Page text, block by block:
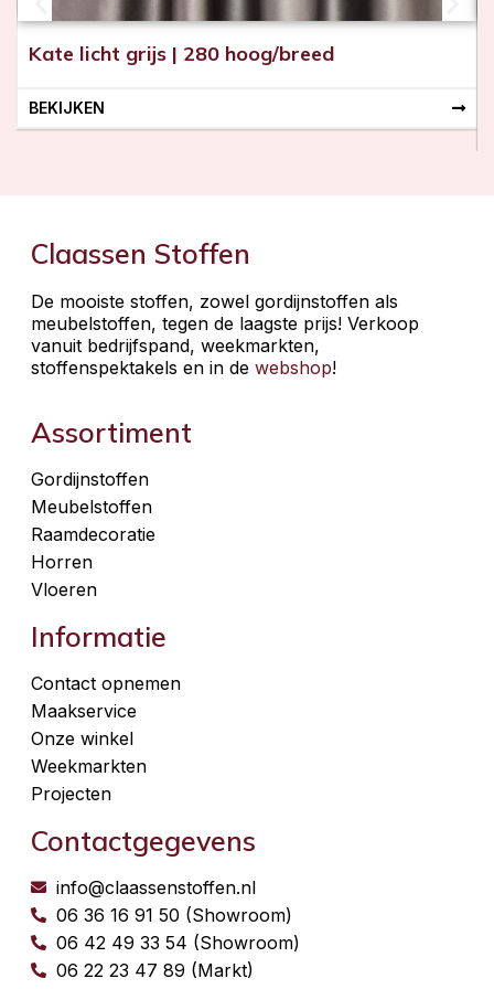
Kate licht grijs | 280 hoog/breed
BEKIJKEN
Claassen Stoffen
De mooiste stoffen, zowel gordijnstoffen als
meubelstoffen, tegen de laagste prijs! Verkoop
vanuit bedrijfspand, weekmarkten,
stoffenspektakels en in de webshop!
Assortiment
Gordijnstoffen
Meubelstoffen
Raamdecoratie
Horren
Vloeren
Informatie
Contact opnemen
Maakservice
Onze winkel
Weekmarkten
Projecten
Contactgegevens
info@claassenstoffen.nl
06 36 16 91 50 (Showroom)
06 42 49 33 54 (Showroom)
06 22 23 47 89 (Markt)